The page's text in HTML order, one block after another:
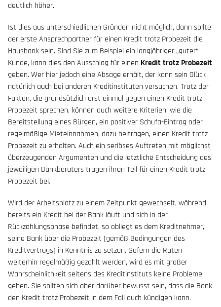
deutlich höher.
Ist dies aus unterschiedlichen Gründen nicht möglich, dann sollte
der erste Ansprechpartner für einen Kredit trotz Probezeit die
Hausbank sein. Sind Sie zum Beispiel ein langjähriger „guter“
Kunde, kann dies den Ausschlag für einen Kredit trotz Probezeit
geben. Wer hier jedoch eine Absage erhält, der kann sein Glück
natürlich auch bei anderen Kreditinstituten versuchen. Trotz der
Fakten, die grundsätzlich erst einmal gegen einen Kredit trotz
Probezeit sprechen, können auch weitere Kriterien, wie die
Bereitstellung eines Bürgen, ein positiver Schufa-Eintrag oder
regelmäßige Mieteinnahmen, dazu beitragen, einen Kredit trotz
Probezeit zu erhalten. Auch ein seriöses Auftreten mit möglichst
überzeugenden Argumenten und die letztliche Entscheidung des
jeweiligen Bankberaters tragen ihren Teil für einen Kredit trotz
Probezeit bei.
Wird der Arbeitsplatz zu einem Zeitpunkt gewechselt, während
bereits ein Kredit bei der Bank läuft und sich in der
Rückzahlungsphase befindet, so obliegt es dem Kreditnehmer,
seine Bank über die Probezeit (gemäß Bedingungen des
Kreditvertrags) in Kenntnis zu setzen. Sofern die Raten
weiterhin regelmäßig gezahlt werden, wird es mit großer
Wahrscheinlichkeit seitens des Kreditinstituts keine Probleme
geben. Sie sollten sich aber darüber bewusst sein, dass die Bank
den Kredit trotz Probezeit in dem Fall auch kündigen kann.